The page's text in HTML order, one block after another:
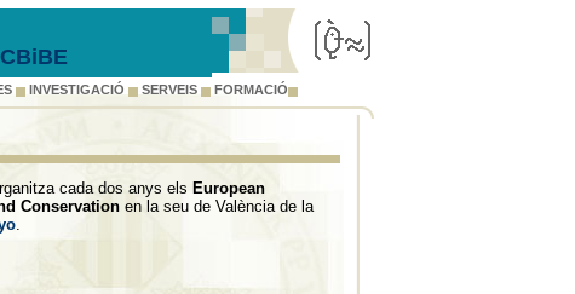
INVESTIGACIÓ SERVEIS
FORMACIÓ
cada dos anys els European
Conservation en la seu de València de la